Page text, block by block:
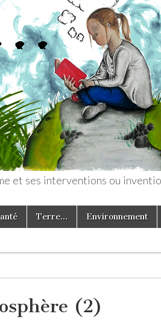
et ses interventions ou
Terre… Environnement
(2)